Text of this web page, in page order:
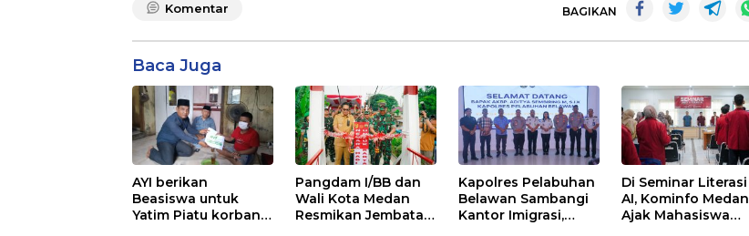
Komentar BAGIKAN
Baca Juga
AYI berikan
Beasiswa untuk
Yatim Piatu korban
Pangdam I/BB dan
Wali Kota Medan
Resmikan Jembatan
Kapolres Pelabuhan
Belawan Sambangi
Kantor Imigrasi,
Di Seminar Literasi
AI, Kominfo Medan
Ajak Mahasiswa